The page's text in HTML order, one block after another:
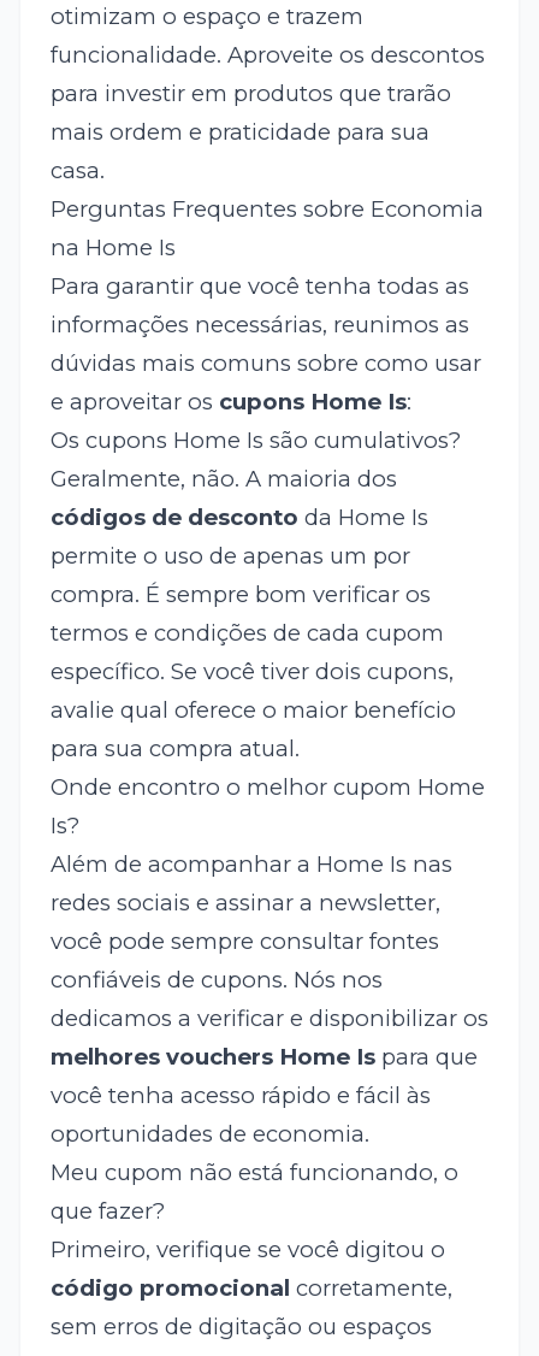
otimizam o espaço e trazem
funcionalidade. Aproveite os descontos
para investir em produtos que trarão
mais ordem e praticidade para sua
casa.
Perguntas Frequentes sobre Economia
na Home Is
Para garantir que você tenha todas as
informações necessárias, reunimos as
dúvidas mais comuns sobre como usar
e aproveitar os cupons Home Is:
Os cupons Home Is são cumulativos?
Geralmente, não. A maioria dos
códigos de desconto da Home Is
permite o uso de apenas um por
compra. É sempre bom verificar os
termos e condições de cada cupom
específico. Se você tiver dois cupons,
avalie qual oferece o maior benefício
para sua compra atual.
Onde encontro o melhor cupom Home
Is?
Além de acompanhar a Home Is nas
redes sociais e assinar a newsletter,
você pode sempre consultar fontes
confiáveis de cupons. Nós nos
dedicamos a verificar e disponibilizar os
melhores vouchers Home Ispara que
você tenha acesso rápido e fácil às
oportunidades de economia.
Meu cupom não está funcionando, o
que fazer?
Primeiro, verifique se você digitou o
código promocional corretamente,
sem erros de digitação ou espaços